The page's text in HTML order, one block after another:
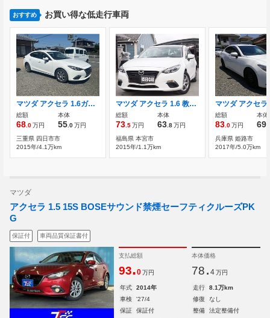
おすすめ お買い得な低走行車両
マツダ アクセラ 1.6ガソリン 5MT 3ナンバー 5速MT ガソリン キョウシュウシャ
総額
68.0万円
本体
55.0万円
三重県 四日市市
2015年/4.1万km
マツダ アクセラ 1.6 教習車 元教習車 車検整備付き 5MT エアコン
総額
73.5万円
本体
63.8万円
福島県 本宮市
2015年/1.1万km
総額
83.0万円
本体
69
兵庫県 姫路市
2017年/5.0万km
マツダ
アクセラ 1.5 15S BOSEサウンド禁煙セーフティクルーズPK
G
保証付 車両品質保証書付
支払総額
93.0 万円
本体価格
78. 4 万円
年式 2014年 走行
8.1万km
車検
'27/4 修復
なし
保証
保証付 整備
法定整備付